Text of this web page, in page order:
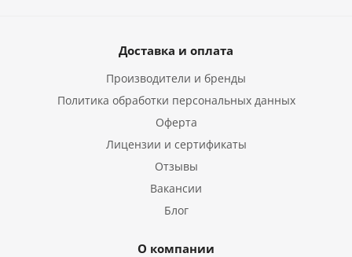
Доставка и оплата
Производители и бренды
Политика обработки персональных данных
Оферта
Лицензии и сертификаты
Отзывы
Вакансии
Блог
О компании